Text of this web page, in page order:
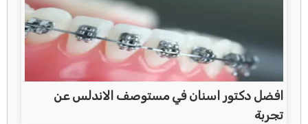
افضل دكتور اسنان في مستوصف الاندلس عن
تجربة